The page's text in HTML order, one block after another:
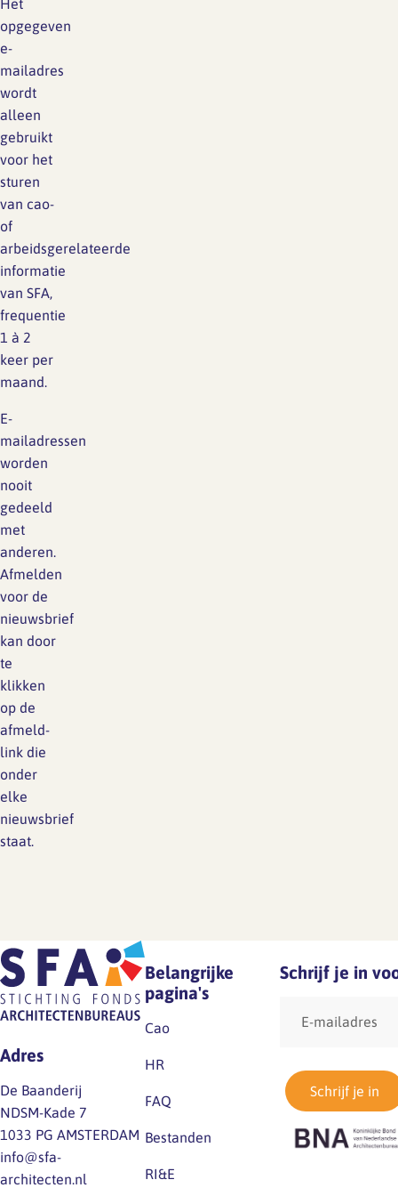
Lief en leed
Branche analyse en
onderzoek
Rapport Arbeidszaken 2025
Rapport Arbeidszaken 2024
Rapport Arbeidszaken 2023
Sectoranalyse
Jaarrapportage
Ontwerpsector 2025
Media en magazine
Factor
Boekentips
Podcasttips
Gedragscode
Vertrouwenspersoon
Handreikingen
Kantooromgeving
Maatregelen
Het
opgegeven
e-
mailadres
wordt
alleen
gebruikt
voor het
sturen
van cao-
of
arbeidsgerelateerde
informatie
van SFA,
frequentie
1 à 2
keer per
maand.
E-
mailadressen
worden
nooit
gedeeld
met
anderen.
Afmelden
voor de
nieuwsbrief
kan door
te
klikken
op de
afmeld-
link die
onder
elke
nieuwsbrief
staat.
Adres
De Baanderij
NDSM-Kade 7
1033 PG AMSTERDAM
info@sfa-
architecten.nl
Belangrijke
pagina's
Cao
HR
FAQ
Bestanden
RI&E
Schrijf je in
mailadres
Schrijf je in